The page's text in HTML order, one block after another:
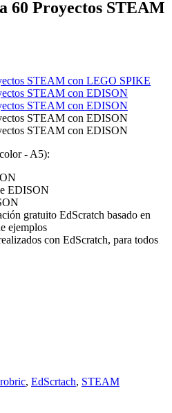
60 Proyectos STEAM
- A5):
EDISON
gratuito EdScratch basado en
ejemplos
con EdScratch, para todos
, EdScrtach, STEAM